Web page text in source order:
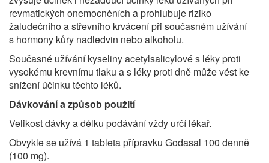
revmatických onemocněních a prohlubuje riziko
žaludečního a střevního krvácení při současném užívání
s hormony kůry nadledvin nebo alkoholu.
Současné užívání kyseliny acetylsalicylové s léky proti
vysokému krevnímu tlaku a s léky proti dně může vést ke
snížení účinku těchto léků.
Dávkování a způsob použití
Velikost dávky a délku podávání vždy určí lékař.
Obvykle se užívá 1 tableta přípravku Godasal 100 denně
(100 mg).